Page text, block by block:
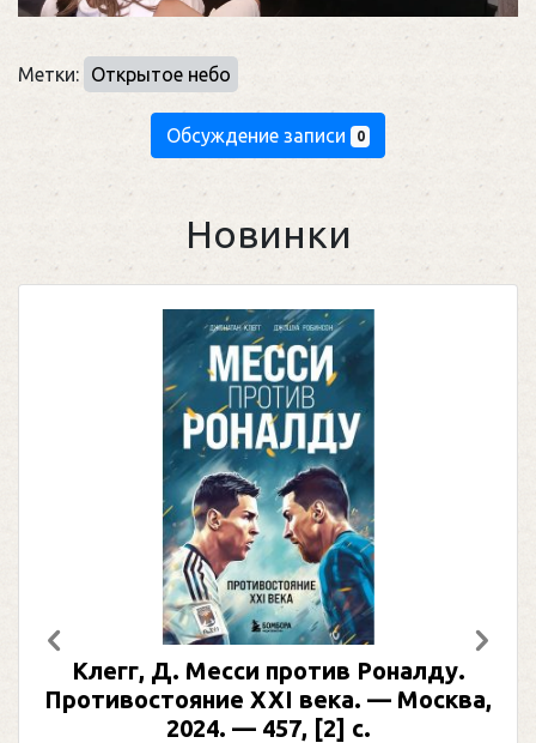
Метки: Открытое небо
Обсуждение записи 0
Новинки
Клегг, Д. Месси против Роналду.
Противостояние XXI века. — Москва,
2024. — 457, [2] с.
Предыдущий